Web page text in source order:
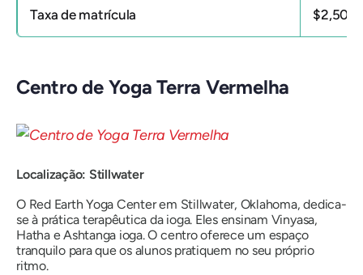
Taxa de matrícula $2,500
Centro de Yoga Terra Vermelha
Localização: Stillwater
O Red Earth Yoga Center em Stillwater, Oklahoma, dedica-
se à prática terapêutica da ioga. Eles ensinam Vinyasa,
Hatha e Ashtanga ioga. O centro oferece um espaço
tranquilo para que os alunos pratiquem no seu próprio
ritmo.